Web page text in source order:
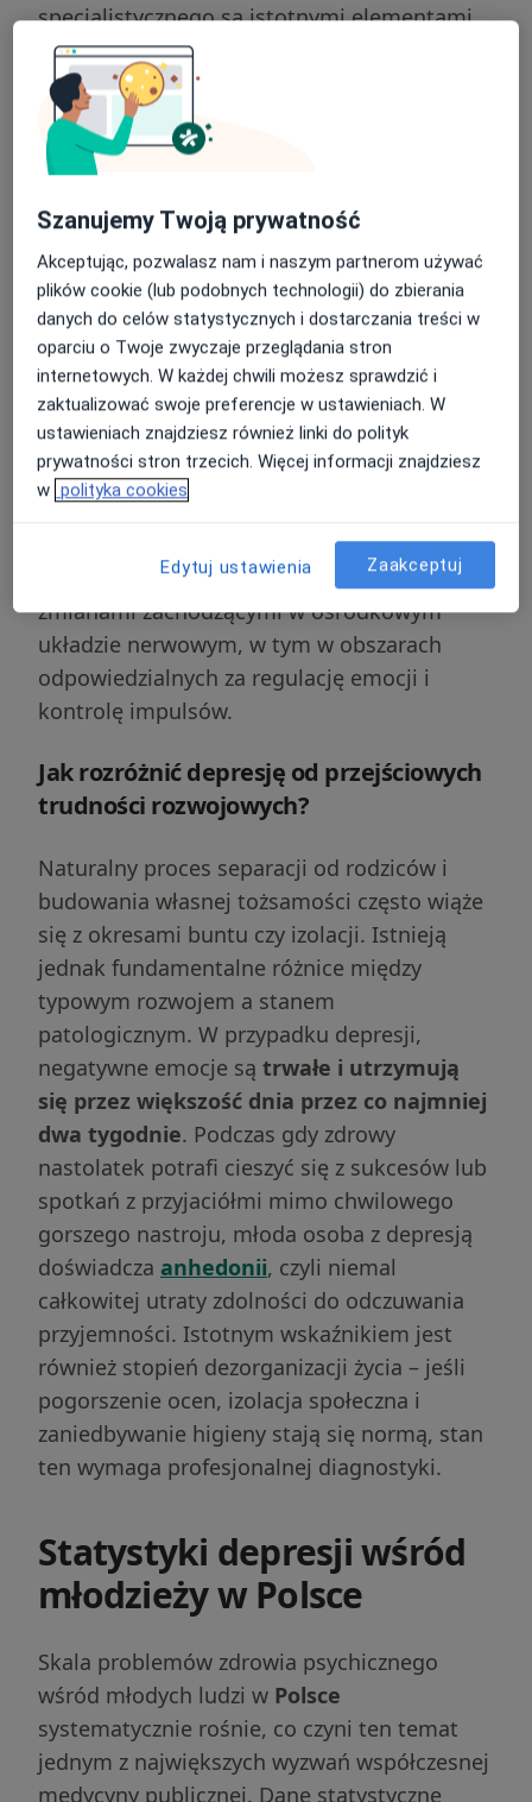
specjalistycznego są istotnymi elementami
w procesie powrotu do zdrowia.
Czym jest depresja u
młodzieży?
nastolatków jest schorzeniem o podłożu
biologicznym i psychologicznym, a nie
wyrazem złej woli czy lenistwa. W
odróżnieniu od dorosłych, u których
dominującym objawem jest smutek, u
młodzieży choroba ta często manifestuje się
poprzezdrażliwość, wybuchy gniewu oraz
nadmierną reaktywność na bodźce
Zaburzenia afektywne w tej grupie wiekowej
są ściśle powiązane z dynamicznymi
zmianami zachodzącymi w ośrodkowym
układzie nerwowym, w tym w obszarach
odpowiedzialnych za regulację emocji i
kontrolę impulsów.
Jak rozróżnić depresję od przejściowych
trudności rozwojowych?
Naturalny proces separacji od rodziców i
budowania własnej tożsamości często wiąże
się z okresami buntu czy izolacji. Istnieją
jednak fundamentalne różnice między
typowym rozwojem a stanem
patologicznym. W przypadku depresji,
negatywne emocje są trwałe i utrzymują
się przez większość dnia przez co najmniej
dwa tygodnie. Podczas gdy zdrowy
nastolatek potrafi cieszyć się z sukcesów lub
spotkań z przyjaciółmi mimo chwilowego
gorszego nastroju, młoda osoba z depresją
doświadcza anhedonii, czyli niemal
całkowitej utraty zdolności do odczuwania
przyjemności. Istotnym wskaźnikiem jest
również stopień dezorganizacji życia – jeśli
pogorszenie ocen, izolacja społeczna i
zaniedbywanie higieny stają się normą, stan
ten wymaga profesjonalnej diagnostyki.
Statystyki depresji wśród
młodzieży w Polsce
Skala problemów zdrowia psychicznego
wśród młodych ludzi w Polsce
systematycznie rośnie, co czyni ten temat
jednym z największych wyzwań współczesnej
medycyny publicznej. Dane statystyczne
Szanujemy Twoją prywatność
Akceptując, pozwalasz nam i naszym partnerom używać
plików cookie (lub podobnych technologii) do zbierania
danych do celów statystycznych i dostarczania treści w
oparciu o Twoje zwyczaje przeglądania stron
internetowych. W każdej chwili możesz sprawdzić i
zaktualizować swoje preferencje w ustawieniach. W
ustawieniach znajdziesz również linki do polityk
prywatności stron trzecich. Więcej informacji znajdziesz
w polityka cookies
Edytuj ustawienia Zaakceptuj